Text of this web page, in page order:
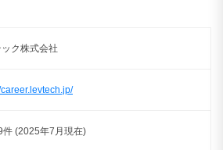
ク株式会社
件 (2025年7月現在)